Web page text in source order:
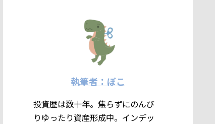
執筆者：ぽこ
投資歴は数十年。焦らずにのんび
りゆったり資産形成中。インデッ